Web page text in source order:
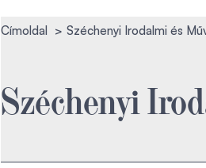
Címoldal Széchenyi Irodalmi és
Széchenyi